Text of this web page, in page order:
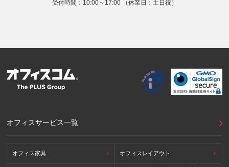
当該外国における個人情報の保護に関する制度：APECの
外国における個人情報の保護に関する制度等の詳細は以下を
ご確認下さい。
受付時間：10:00～17:00 （休業日：土日祝）
オフィスサービス一覧
オフィス家具 オフィスレイアウト